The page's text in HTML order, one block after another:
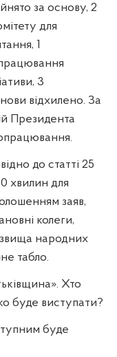
за основу, 2
для
1
3
відхилено. За
Президента
до статті 25
хвилин для
заяв,
колеги,
народних
табло.
Хто
буде виступати?
буде